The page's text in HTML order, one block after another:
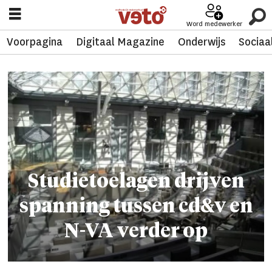
Word medewerker
Voorpagina Digitaal Magazine Onderwijs
Tag:
liesel
beyens
Studietoelagen drijven
spanning tussen cd&v en
N-VA verder op